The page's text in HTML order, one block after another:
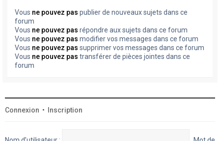
Vous ne pouvez pas publier de nouveaux sujets dans ce
forum
Vous ne pouvez pas répondre aux sujets dans ce forum
Vous ne pouvez pas modifier vos messages dans ce forum
Vous ne pouvez pas supprimer vos messages dans ce forum
Vous ne pouvez pas transférer de pièces jointes dans ce
forum
Connexion • Inscription